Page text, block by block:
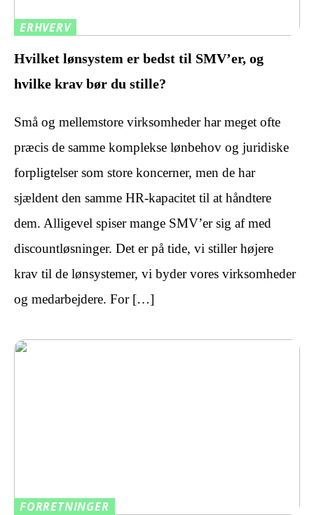
ERHVERV
Hvilket lønsystem er bedst til SMV’er, og
hvilke krav bør du stille?
Små og mellemstore virksomheder har meget ofte
præcis de samme komplekse lønbehov og juridiske
forpligtelser som store koncerner, men de har
sjældent den samme HR-kapacitet til at håndtere
dem. Alligevel spiser mange SMV’er sig af med
discountløsninger. Det er på tide, vi stiller højere
krav til de lønsystemer, vi byder vores virksomheder
og medarbejdere. For […]
FORRETNINGER